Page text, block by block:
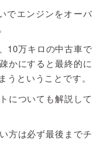
でエンジンをオーバ
10万キロの中古車で
かにすると最終的に
うということです。
についても解説して
方は必ず最後までチ